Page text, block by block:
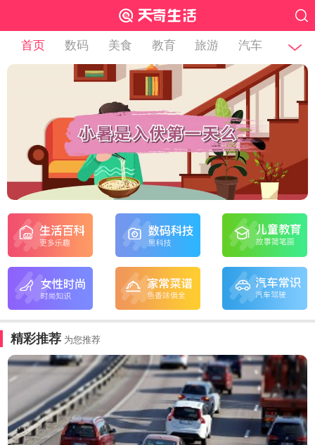
首页 数码 美食 教育 旅游 汽车
精彩推荐 为您推荐